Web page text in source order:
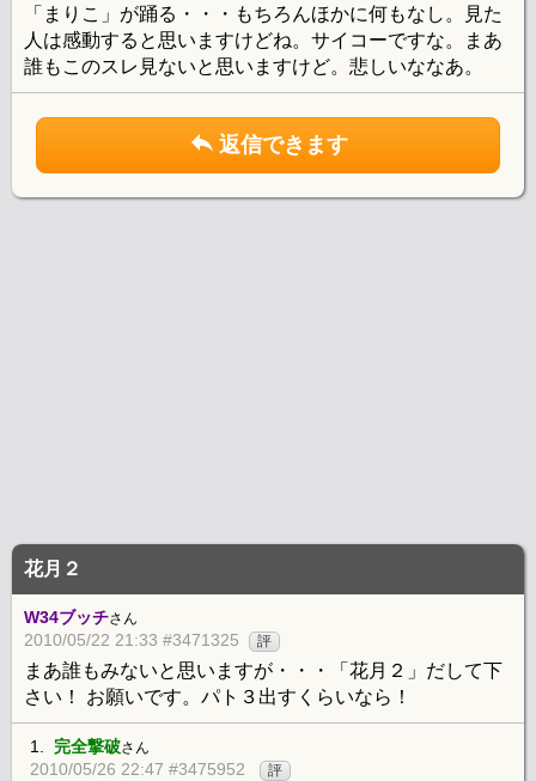
「まりこ」が踊る・・・もちろんほかに何もなし。見た
人は感動すると思いますけどね。サイコーですな。まあ
誰もこのスレ見ないと思いますけど。悲しいななあ。
返信できます
花月２
W34ブッチさん
2010/05/22 21:33 #3471325 評
まあ誰もみないと思いますが・・・「花月２」だして下
さい！ お願いです。パト３出すくらいなら！
1. 完全撃破さん
2010/05/26 22:47 #3475952 評